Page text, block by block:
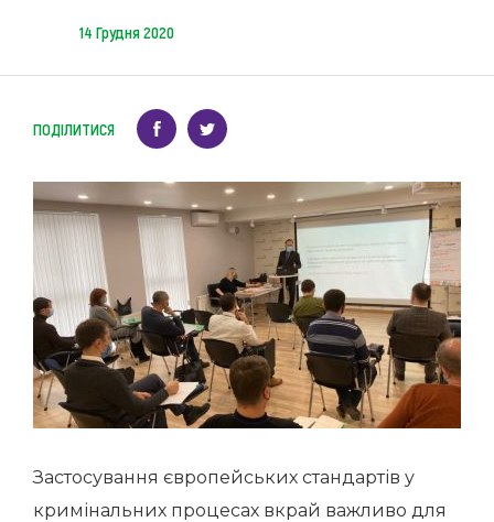
uk
14 Грудня 2020
ПОДІЛИТИСЯ
Застосування європейських стандартів у
кримінальних процесах вкрай важливо для